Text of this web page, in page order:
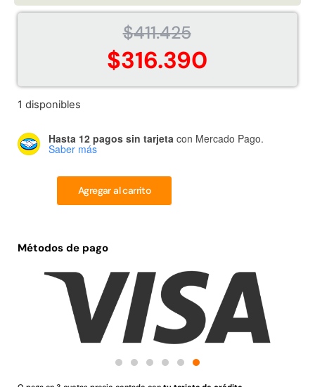
$411.425
$316.390
1 disponibles
Hasta 12 pagos sin tarjeta con Mercado Pago.
Saber más
Agregar al carrito
Métodos de pago
Juego Modular 02 QplayGround
Leer más